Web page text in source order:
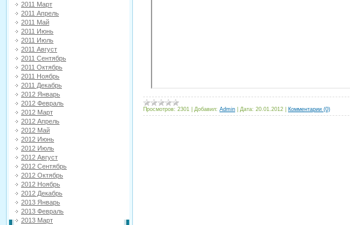
2011 Март
2011 Апрель
2011 Май
2011 Июнь
2011 Июль
2011 Август
2011 Сентябрь
2011 Октябрь
2011 Ноябрь
2011 Декабрь
2012 Январь
2012 Февраль
2012 Март
2012 Апрель
2012 Май
2012 Июнь
2012 Июль
2012 Август
2012 Сентябрь
2012 Октябрь
2012 Ноябрь
2012 Декабрь
2013 Январь
2013 Февраль
2013 Март
Просмотров: 2301 Добавил: Admin Дата: 20.01.2012 Комментарии (0)